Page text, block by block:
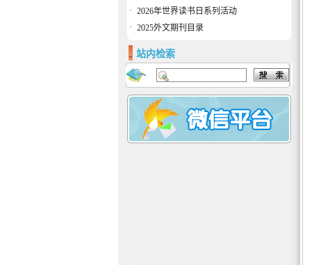
· 2026年世界读书日系列活动
· 2025外文期刊目录
站内检索